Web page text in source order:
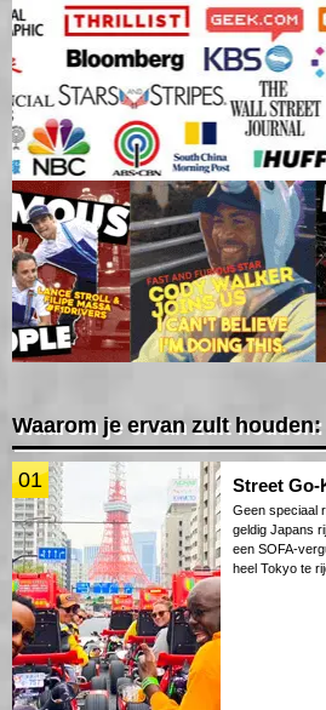
Waarom je ervan zult houden:
01 Street
Geen speciaal
geldig Japans
een SOFA-
heel Tokyo te